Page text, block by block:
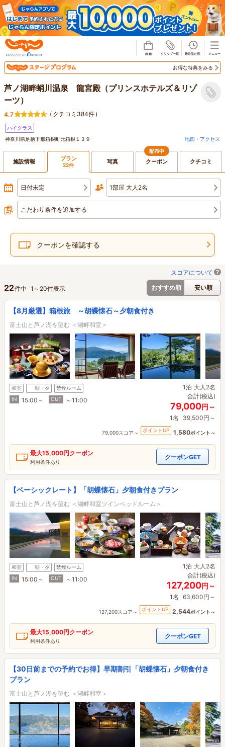
お得な特典をみる
芦ノ湖畔蛸川温泉 龍宮殿（プリンスホテルズ＆リゾ
ーツ）
4.7 ( クチコミ384件)
ハイクラス
神奈川県足柄下郡箱根町元箱根１３９
地図・アクセス
施設情報 プラン
22件 写真
配布中
クーポン クチコミ
日付未定 1部屋 大人2名
こだわり条件を追加する
クーポンを確認する
スコアについて
おすすめ順
安い順
22件中 1 ～ 20件表示
【8月厳選】箱根旅 ～胡蝶懐石～夕朝食付き
富士山と芦ノ湖を望む ＜湖畔和室＞
和室 朝・夕
禁煙ルーム
IN
15:00～ OUT ～11:00
1泊 大人2名
合計(税込)
79,000円～
1名 39,500円～
79,000スコア～ ポイントUP 1,580ポイント～
最大15,000円クーポン
利用条件あり
クーポンGET
【ベーシックレート】「胡蝶懐石」夕朝食付きプラン
富士山と芦ノ湖を望む ＜湖畔和室ツインベッドルーム＞
和室 朝・夕
禁煙ルーム
IN
15:00～ OUT ～11:00
1泊 大人2名
合計(税込)
127,200円～
1名 63,600円～
127,200スコア～ ポイントUP 2,544ポイント～
最大15,000円クーポン
利用条件あり
クーポンGET
【30日前までの予約でお得】早期割引「胡蝶懐石」夕朝食付き
プラン
富士山と芦ノ湖を望む ＜湖畔和室＞